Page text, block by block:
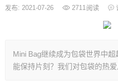
发布: 2021-07-26 2711阅读
Mini Bag继续成为包袋世界中
能保持片刻？我们对包袋的热